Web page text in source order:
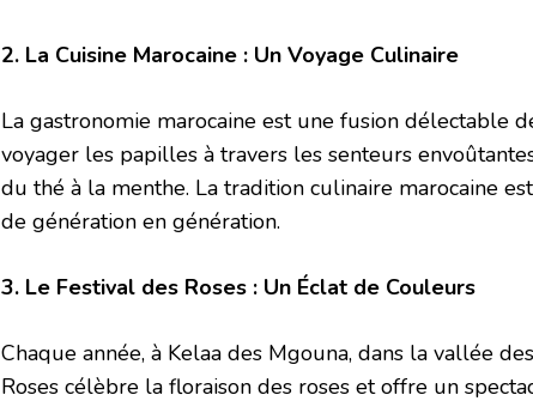
2. La Cuisine Marocaine : Un Voyage Culinaire
La gastronomie marocaine est une fusion délectable
voyager les papilles à travers les senteurs
du thé à la menthe. La tradition culinaire marocaine
de génération en génération.
3. Le Festival des Roses : Un Éclat de Couleurs
Chaque année, à Kelaa des Mgouna, dans la vallée
Roses célèbre la floraison des roses et offre un